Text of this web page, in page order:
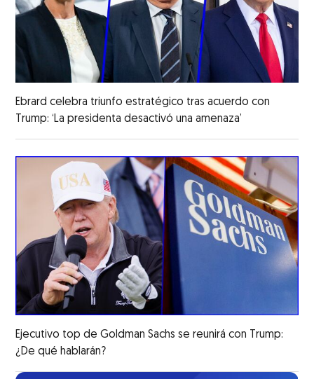
Ebrard celebra triunfo estratégico tras acuerdo con
Trump: ‘La presidenta desactivó una amenaza’
Ejecutivo top de Goldman Sachs se reunirá con Trump:
¿De qué hablarán?